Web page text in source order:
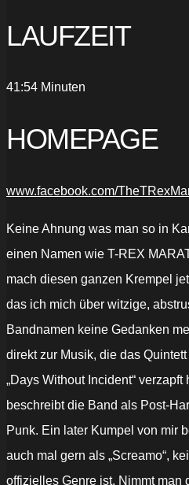
LAUFZEIT
41:54 Minuten
HOMEPAGE
www.facebook.com/
Keine Ahnung was man so in
einen Namen wie T-REX
mach diesen ganzen Krempel
das ich mich über witzige,
Bandnamen keine Gedanken
direkt zur Musik, die das
„Days Without Incident“
beschreibt die Band als Post-
Punk. Ein later Kumpel von mir
auch mal gern als „Screamo“,
offizielles Genre ist. Nimmt man